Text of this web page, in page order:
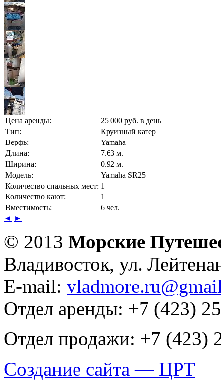
Цена аренды:
25 000 руб. в день
Тип:
Круизный катер
Верфь:
Yamaha
Длина:
7.63 м.
Ширина:
0.92 м.
Модель:
Yamaha SR25
Количество спальных мест: 1
Количество кают:
1
Вместимость:
6 чел.
◄ ►
© 2013 Морские
Владивосток, ул.
E-mail:
Отдел аренды: +7 (423)
Отдел продажи: +7 (423)
Создание сайта — ЦРТ